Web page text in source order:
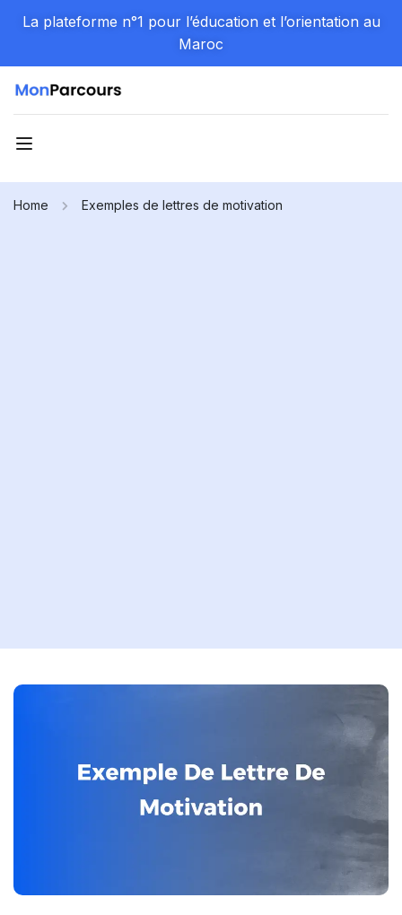
La plateforme n°1 pour l’éducation et l’orientation au
Maroc
Home Exemples de lettres de motivation